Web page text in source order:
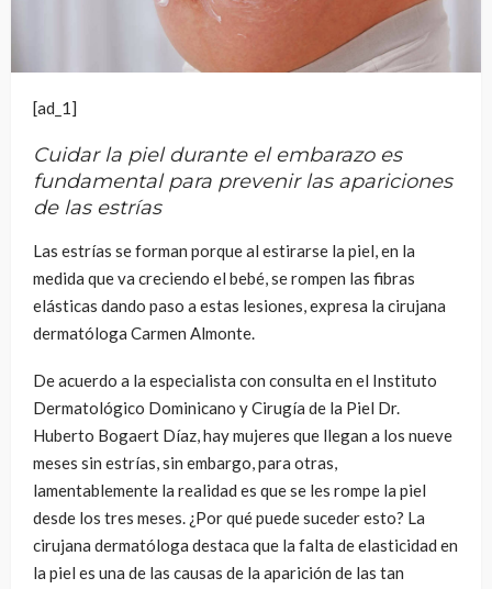
[ad_1]
Cuidar la piel durante el embarazo es
fundamental para prevenir las apariciones
de las estrías
Las estrías se forman porque al estirarse la piel, en la
medida que va creciendo el bebé, se rompen las fibras
elásticas dando paso a estas lesiones, expresa la cirujana
dermatóloga Carmen Almonte.
De acuerdo a la especialista con consulta en el Instituto
Dermatológico Dominicano y Cirugía de la Piel Dr.
Huberto Bogaert Díaz, hay mujeres que llegan a los nueve
meses sin estrías, sin embargo, para otras,
lamentablemente la realidad es que se les rompe la piel
desde los tres meses. ¿Por qué puede suceder esto? La
cirujana dermatóloga destaca que la falta de elasticidad en
la piel es una de las causas de la aparición de las tan